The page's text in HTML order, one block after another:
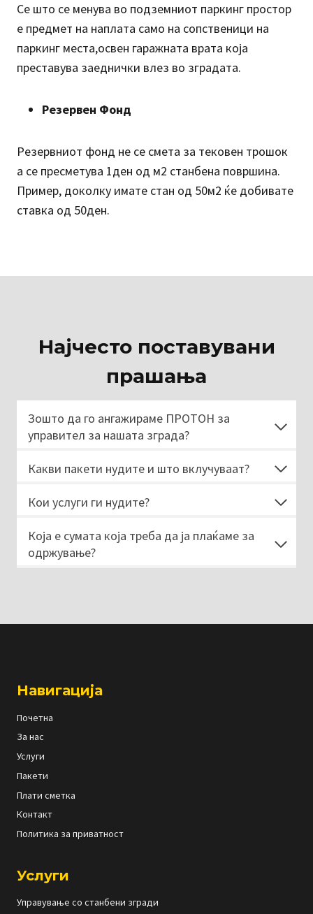
Се што се менува во подземниот паркинг простор
е предмет на наплата само на сопственици на
паркинг места,освен гаражната врата која
преставува заеднички влез во зградата.
Резервен Фонд
Резервниот фонд не се смета за тековен трошок
а се пресметува 1ден од м2 станбена површина.
Пример, доколку имате стан од 50м2 ќе добивате
ставка од 50ден.
Најчесто поставувани
прашања
Зошто да го ангажираме ПРОТОН за
управител за нашата зграда?
Какви пакети нудите и што вклучуваат?
Кои услуги ги нудите?
Која е сумата која треба да ја плаќаме за
одржување?
Навигација
Почетна
За нас
Услуги
Пакети
Плати сметка
Контакт
Политика за приватност
Услуги
Управување со станбени згради